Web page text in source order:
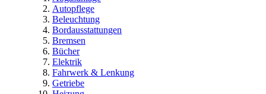
Autopflege
Beleuchtung
Bordausstattungen
Bremsen
Bücher
Elektrik
Fahrwerk & Lenkung
Getriebe